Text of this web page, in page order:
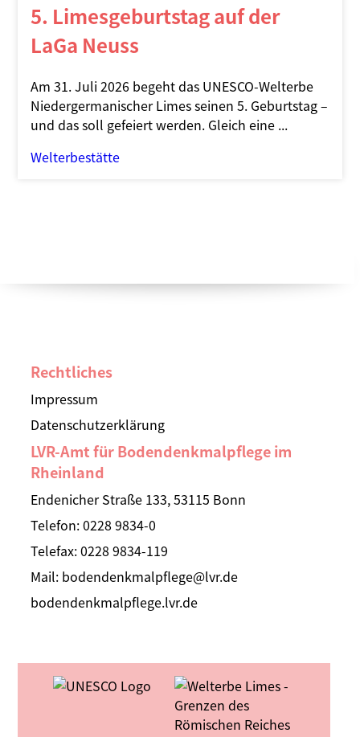
5. Limesgeburtstag auf der
LaGa Neuss
Am 31. Juli 2026 begeht das UNESCO-Welterbe
Niedergermanischer Limes seinen 5. Geburtstag –
und das soll gefeiert werden. Gleich eine ...
Welterbestätte
Rechtliches
Impressum
Datenschutzerklärung
LVR-Amt für Bodendenkmalpflege im
Rheinland
Endenicher Straße 133, 53115 Bonn
Telefon:0228 9834-0
Telefax: 0228 9834-119
Mail: bodendenkmalpflege@lvr.de
bodendenkmalpflege.lvr.de